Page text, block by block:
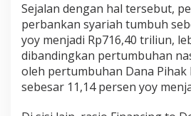
t
Sejalan dengan hal tersebut,
perbankan syariah tumbuh
yoy menjadi Rp716,40 triliun,
dibandingkan pertumbuhan
oleh pertumbuhan Dana Pihak
sebesar 11,14 persen yoy